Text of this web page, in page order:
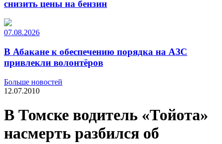
снизить цены на бензин
07.08.2026
В Абакане к обеспечению порядка на АЗС
привлекли волонтёров
Больше новостей
12.07.2010
В Томске водитель «Тойота»
насмерть разбился об